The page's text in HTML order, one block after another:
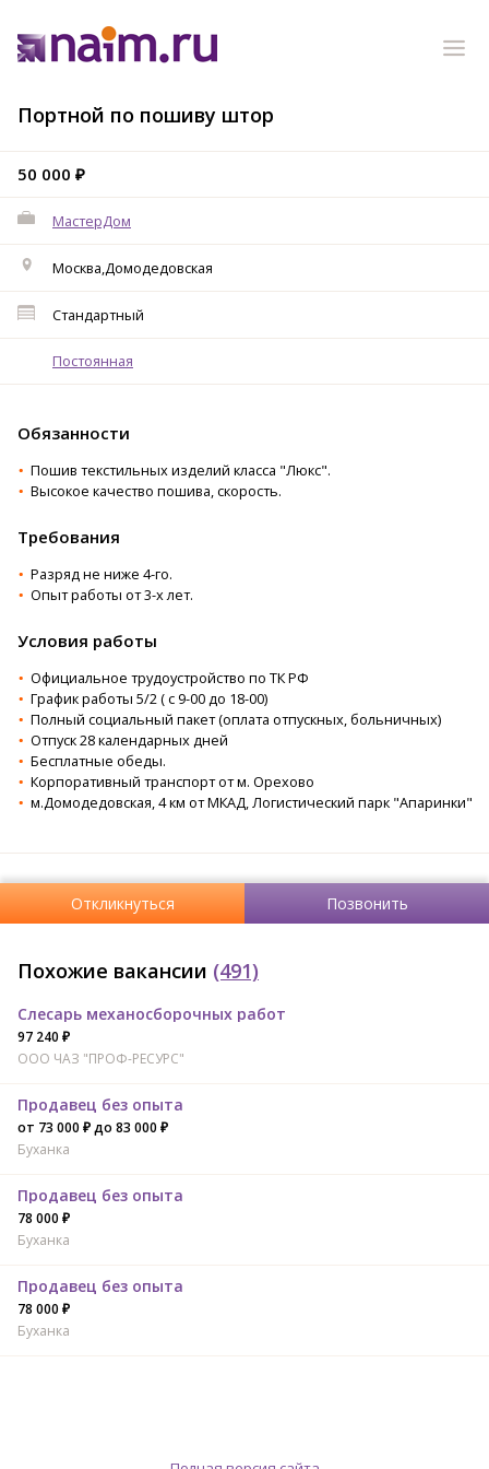
Портной по пошиву штор
50 000 ₽
МастерДом
Москва,Домодедовская
Стандартный
Постоянная
Обязанности
Пошив текстильных изделий класса "Люкс".
Высокое качество пошива, скорость.
Требования
Разряд не ниже 4-го.
Опыт работы от 3-х лет.
Условия работы
Официальное трудоустройство по ТК РФ
График работы 5/2 ( с 9-00 до 18-00)
Полный социальный пакет (оплата отпускных, больничных)
Отпуск 28 календарных дней
Бесплатные обеды.
Корпоративный транспорт от м. Орехово
м.Домодедовская, 4 км от МКАД, Логистический парк "Апаринки"
Откликнуться Позвонить
Похожие вакансии (491)
Слесарь механосборочных работ
97 240 ₽
ООО ЧАЗ "ПРОФ-РЕСУРС"
Продавец без опыта
от 73 000 ₽ до 83 000 ₽
Буханка
Продавец без опыта
78 000 ₽
Буханка
Продавец без опыта
78 000 ₽
Буханка